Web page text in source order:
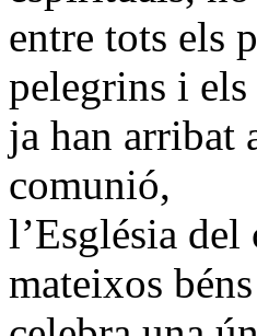
entre tots els
pelegrins i els
ja han arribat
comunió,
l’Església
mateixos